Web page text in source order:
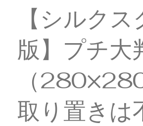
【シルク
版】プチ大
（
取り置きは